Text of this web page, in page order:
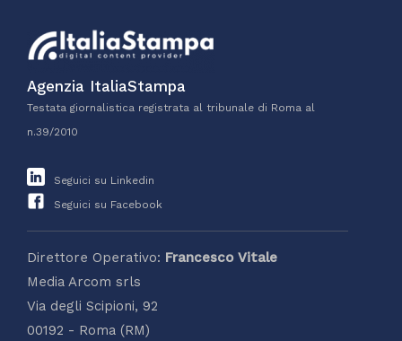
Agenzia ItaliaStampa
Testata giornalistica registrata al tribunale di Roma al
n.39/2010
Seguici su Linkedin
Seguici su Facebook
Direttore Operativo: Francesco Vitale
Media Arcom srls
Via degli Scipioni, 92
00192 - Roma (RM)